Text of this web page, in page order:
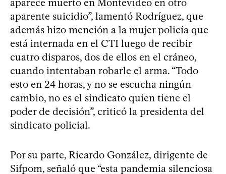
aparente suicidio”, lamentó Rodríguez, que
además hizo mención a la mujer policía que
está internada en el CTI luego de recibir
cuatro disparos, dos de ellos en el cráneo,
cuando intentaban robarle el arma. “Todo
esto en 24 horas, y no se escucha ningún
cambio, no es el sindicato quien tiene el
poder de decisión”, criticó la presidenta del
sindicato policial.
Por su parte, Ricardo González, dirigente de
Sifpom, señaló que “esta pandemia silenciosa